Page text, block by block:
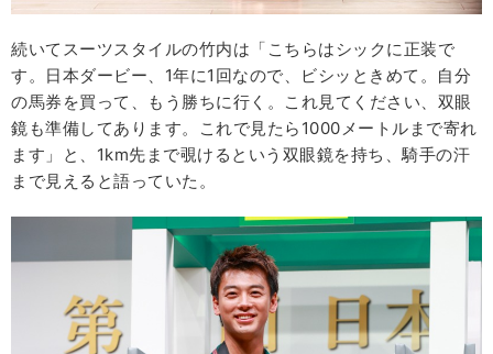
続いてスーツスタイルの竹内は「こちらはシックに正装で
す。日本ダービー、1年に1回なので、ビシッときめて。自分
の馬券を買って、もう勝ちに行く。これ見てください、双眼
鏡も準備してあります。これで見たら1000メートルまで寄れ
ます」と、1km先まで覗けるという双眼鏡を持ち、騎手の汗
まで見えると語っていた。